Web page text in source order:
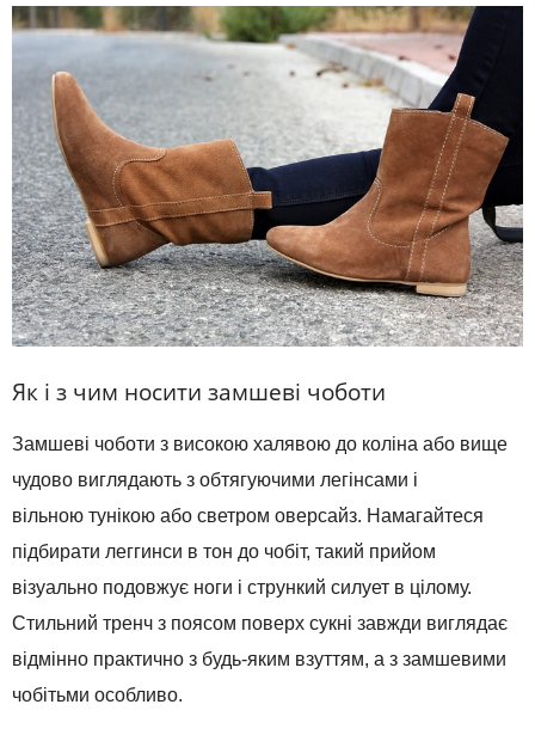
Як і з чим носити замшеві чоботи
Замшеві чоботи з високою халявою до коліна або вище
чудово виглядають з обтягуючими легінсами і
вільною тунікою або светром оверсайз. Намагайтеся
підбирати леггинси в тон до чобіт, такий прийом
візуально подовжує ноги і стрункий силует в цілому.
Стильний тренч з поясом поверх сукні завжди виглядає
відмінно практично з будь-яким взуттям, а з замшевими
чобітьми особливо.